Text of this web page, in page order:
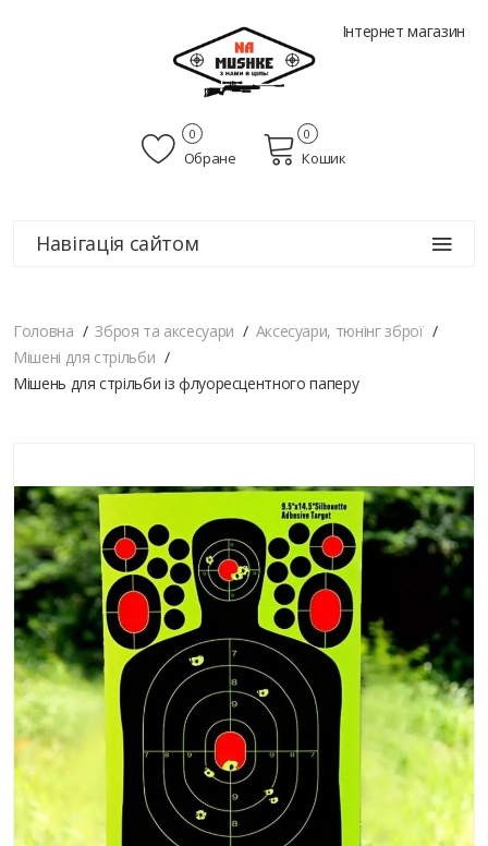
Інтернет магазин
Обране
0
Кошик
0
Навігація сайтом
Головна Зброя та аксесуари
Аксесуари, тюнінг зброї
Мішені для стрільби
Мішень для стрільби із флуоресцентного паперу